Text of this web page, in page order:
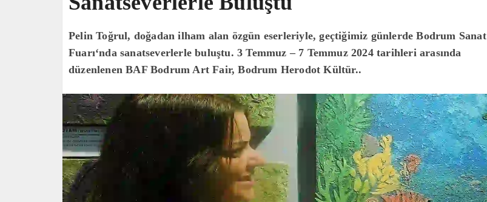
Pelin Toğrul, doğadan ilham alan özgün eserleriyle, geçtiğimiz günlerde Bodrum Sanat
Fuarı‘nda sanatseverlerle buluştu. 3 Temmuz – 7 Temmuz 2024 tarihleri arasında
düzenlenen BAF Bodrum Art Fair, Bodrum Herodot Kültür..